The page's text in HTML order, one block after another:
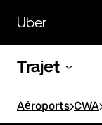
contenu
principal
Uber
Trajet
Aéroports>CWA